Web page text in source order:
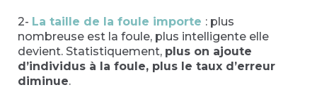
2- La taille de la foule importe : plus
nombreuse est la foule, plus intelligente elle
devient. Statistiquement, plus on ajoute
d’individus à la foule, plus le taux d’erreur
diminue.